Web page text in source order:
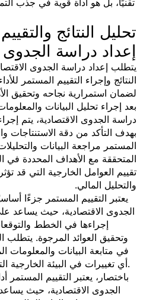
تحليل النتائج
إعداد دراسة الجدوى
يتطلب إعداد دراسة الجدوى
النتائج وإجراء التقييم المستمر
لضمان استمرارية نجاحه وتحقيق
بعد إجراء تحليل البيانات
دراسة الجدوى الاقتصادية، يتم
بهدف التأكد من دقة الاستنتاجات
المستمر مراجعة البيانات
المتحققة مع الأهداف المحددة في
تقييم العوامل الخارجية التي قد
والتحليل المالي.
يعتبر التقييم المستمر جزءًا
الجدوى الاقتصادية، حيث يساعد
إجراءها في الخطط
وتحقيق العوائد المرجوة. يتطلب
في متابعة البيانات والمعلومات
أي تغييرات في البيئة الخارجية التي قد تؤثر على المشروع.
باختصار، يعتبر التقييم المستمر
الجدوى الاقتصادية، حيث